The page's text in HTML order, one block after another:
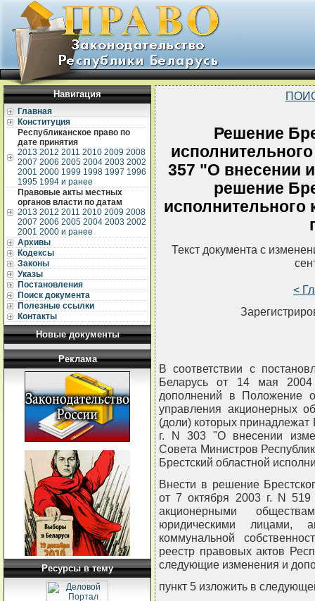
Навигация
Главная
Конституция
Республиканское право по
дате принятия
2013 2012 2011 2010 2009 2008
2007 2006 2005 2004 2003 2002
2001 2000 1999 1998 1997 1996
1995 1994 и ранее
Правовые акты местных
органов власти по датам
2013 2012 2011 2010 2009 2008
2007 2006 2005 2004 2003 2002
2001 2000 и ранее
Архивы
Кодексы
Законы
Указы
Постановления
Поиск документа
Полезные ссылки
Контакты
Новые документы
Реклама
Ресурсы в тему
Решение
357 "О внесении
решение
исполнительного
Текст документа с
<
В соответствии с
Беларусь от 14 мая
дополнений в Положение о
управления акционерных
(доли) которых принадлежат
г. N 303 "О внесении
Совета Министров
Брестский областной
Внести в решение
от 7 октября 2003 г. N 519
акционерными
юридическими лицами,
коммунальной
реестр правовых актов
следующие изменения и
пункт 5 изложить в